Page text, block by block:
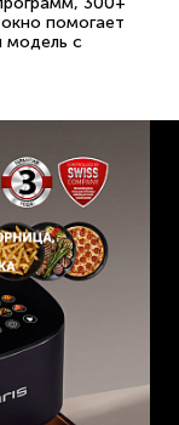
помогает
модель с